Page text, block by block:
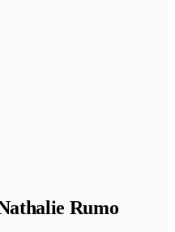
Rumo